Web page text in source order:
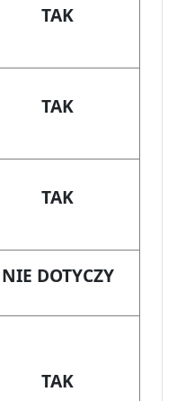
TAK
TAK
TAK
NIE DOTYCZY
TAK